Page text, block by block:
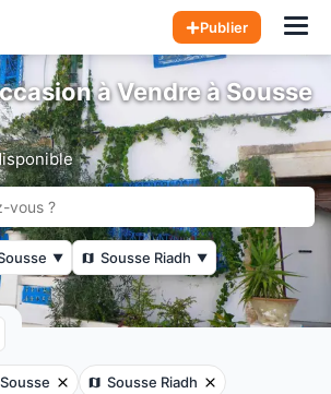
Publier
à Vendre à Sousse
▼ Sousse Riadh ▼
Sousse Sousse Riadh